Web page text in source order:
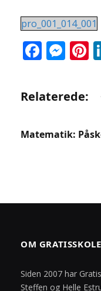
pro_001_014_001
Relaterede:
Matematik:
OM
Siden 2007 har
Steffen og Helle